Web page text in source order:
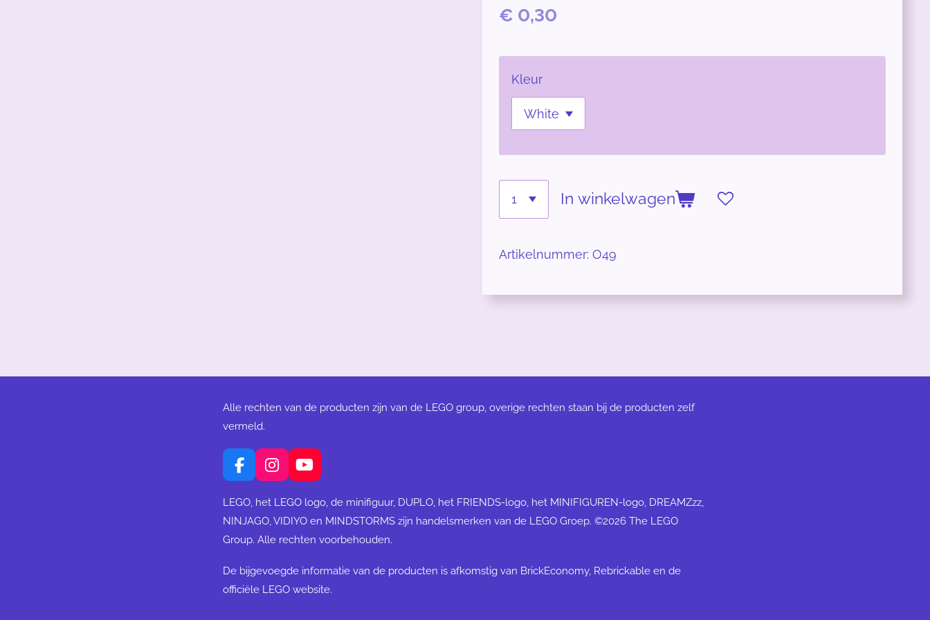
€ 0,30
Kleur
In winkelwagen
Artikelnummer: O49
Alle rechten van de producten zijn van de LEGO group, overige rechten staan bij de producten zelf
vermeld.
F
a
c
e
b
o
k
I
n
s
t
a
g
a
m
Y
o
u
T
u
b
LEGO, het LEGO logo, de minifiguur, DUPLO, het FRIENDS-logo, het MINIFIGUREN-logo, DREAMZzz,
NINJAGO, VIDIYO en MINDSTORMS zijn handelsmerken van de LEGO Groep. ©2026 The LEGO
Group. Alle rechten voorbehouden.
De bijgevoegde informatie van de producten is afkomstig van BrickEconomy, Rebrickable en de
officiële LEGO website.